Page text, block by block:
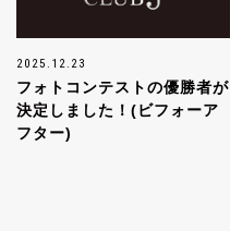
2025.12.23
フォトコンテストの優勝者が
決定しました！(ビフォーア
フター)